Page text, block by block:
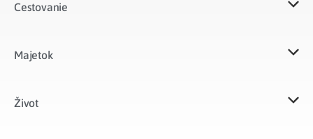
Cestovanie
Majetok​
Život​